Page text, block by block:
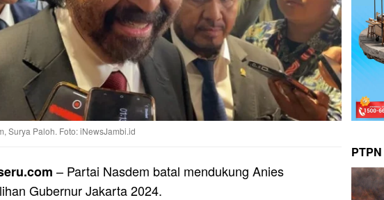
Surya Paloh. Foto: iNewsJambi.id
– Partai Nasdem batal mendukung Anies
Gubernur Jakarta 2024.